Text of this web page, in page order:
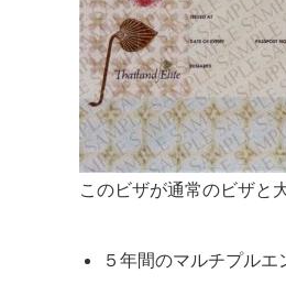
このビザが通常のビザと
５年間のマルチプルエ